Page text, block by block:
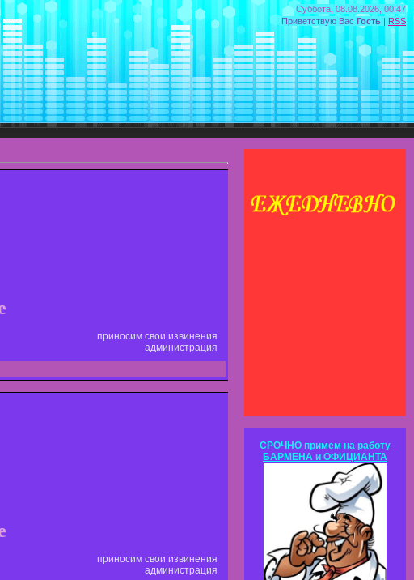
Суббота, 08.08.2026, 00:47
Приветствую Вас Гость | RSS
приносим свои извинения
администрация
приносим свои извинения
администрация
СРОЧНО примем на работу
БАРМЕНА и ОФИЦИАНТА